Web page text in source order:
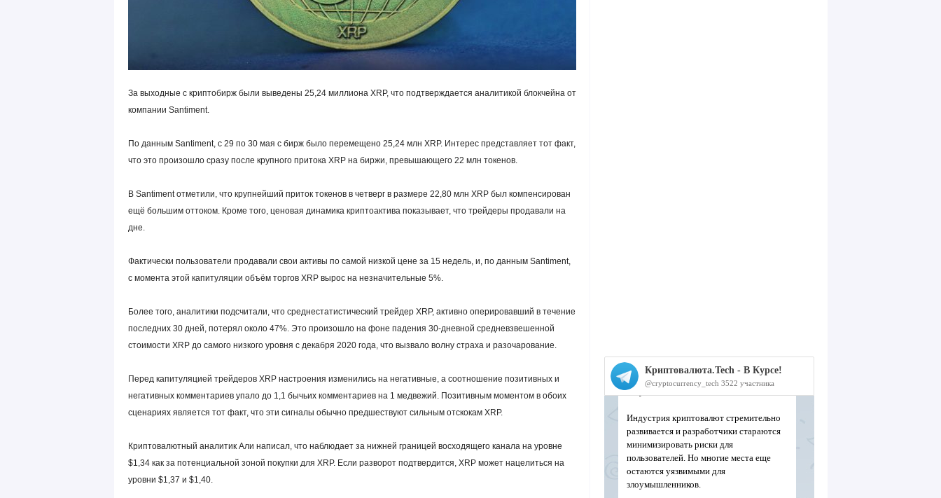
За выходные с криптобирж были выведены 25,24 миллиона XRP, что подтверждается аналитикой блокчейна от
компании Santiment.
По данным Santiment, с 29 по 30 мая с бирж было перемещено 25,24 млн XRP. Интерес представляет тот факт,
что это произошло сразу после крупного притока XRP на биржи, превышающего 22 млн токенов.
В Santiment отметили, что крупнейший приток токенов в четверг в размере 22,80 млн XRP был компенсирован
ещё большим оттоком. Кроме того, ценовая динамика криптоактива показывает, что трейдеры продавали на
дне.
Фактически пользователи продавали свои активы по самой низкой цене за 15 недель, и, по данным Santiment,
с момента этой капитуляции объём торгов XRP вырос на незначительные 5%.
Более того, аналитики подсчитали, что среднестатистический трейдер XRP, активно оперировавший в течение
последних 30 дней, потерял около 47%. Это произошло на фоне падения 30-дневной средневзвешенной
стоимости XRP до самого низкого уровня с декабря 2020 года, что вызвало волну страха и разочарование.
Перед капитуляцией трейдеров XRP настроения изменились на негативные, а соотношение позитивных и
негативных комментариев упало до 1,1 бычьих комментариев на 1 медвежий. Позитивным моментом в обоих
сценариях является тот факт, что эти сигналы обычно предшествуют сильным отскокам XRP.
Криптовалютный аналитик Али написал, что наблюдает за нижней границей восходящего канала на уровне
$1,34 как за потенциальной зоной покупки для XRP. Если разворот подтвердится, XRP может нацелиться на
уровни $1,37 и $1,40.